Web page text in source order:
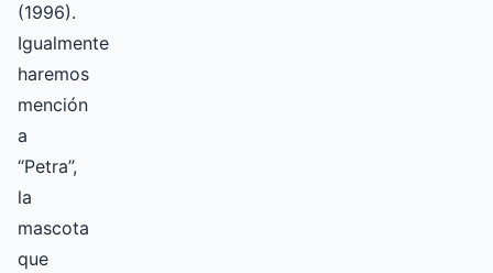
(1996).
Igualmente
haremos
mención
a
“Petra”,
la
mascota
que